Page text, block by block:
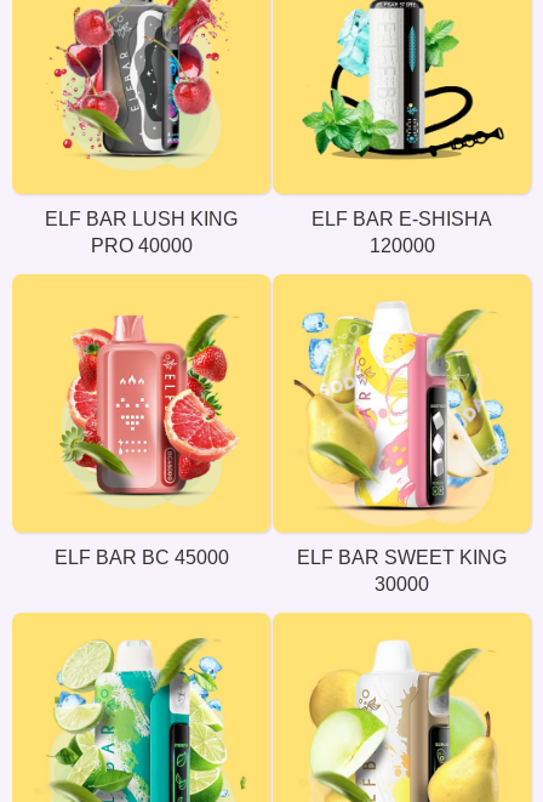
ELF BAR LUSH KING
PRO 40000
ELF BAR E-SHISHA
120000
ELF BAR BC 45000
ELF BAR SWEET KING
30000